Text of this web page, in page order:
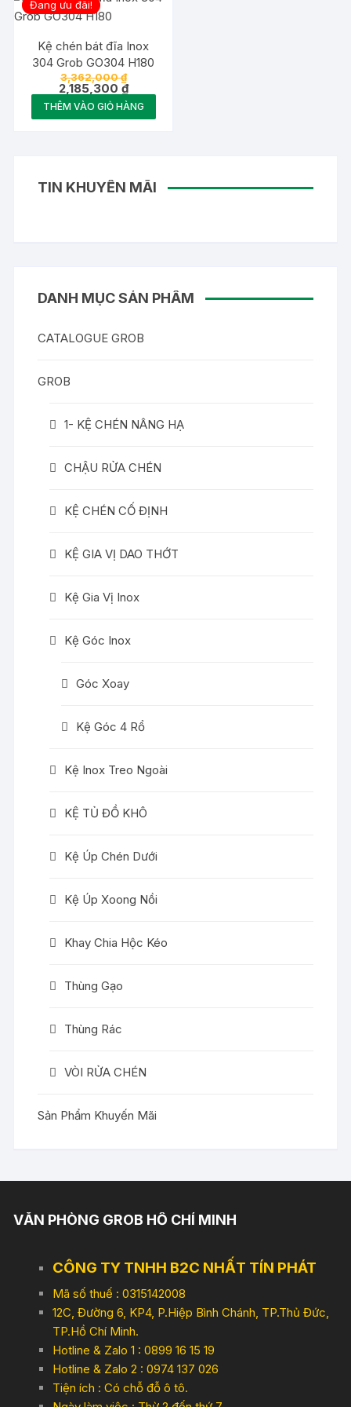
Đang ưu đãi!
Kệ chén bát đĩa Inox
304 Grob GO304 H180
3,362,000₫Giá
gốc
là:
3,362,000 ₫.
2,185,300 ₫Giá
hiện
tại
là:
THÊM VÀO GIỎ HÀNG
TIN KHUYẾN MÃI
DANH MỤC SẢN PHẨM
CATALOGUE GROB
GROB
1- KỆ CHÉN NÂNG HẠ
CHẬU RỬA CHÉN
KỆ CHÉN CỐ ĐỊNH
KỆ GIA VỊ DAO THỚT
Kệ Gia Vị Inox
Kệ Góc Inox
Góc Xoay
Kệ Góc 4 Rổ
Kệ Inox Treo Ngoài
KỆ TỦ ĐỒ KHÔ
Kệ Úp Chén Dưới
Kệ Úp Xoong Nồi
Khay Chia Hộc Kéo
Thùng Gạo
Thùng Rác
VÒI RỬA CHÉN
Sản Phẩm Khuyến Mãi
VĂN PHÒNG GROB HỒ CHÍ MINH
CÔNG TY TNHH B2C NHẤT TÍN PHÁT
Mã số thuế : 0315142008
12C, Đường 6, KP4, P.Hiệp Bình Chánh, TP.Thủ Đức,
TP.Hồ Chí Minh.
Hotline & Zalo 1 : 0899 16 15 19
Hotline & Zalo 2 : 0974 137 026
Tiện ích : Có chỗ đỗ ô tô.